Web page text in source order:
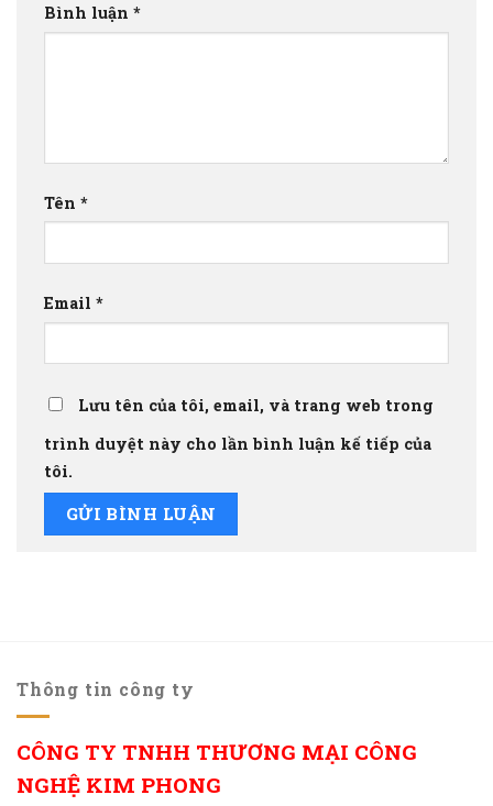
Bình luận *
Tên *
Email *
Lưu tên của tôi, email, và trang web trong
trình duyệt này cho lần bình luận kế tiếp của
tôi.
Thông tin công ty
CÔNG TY TNHH THƯƠNG MẠI CÔNG
NGHỆ KIM PHONG